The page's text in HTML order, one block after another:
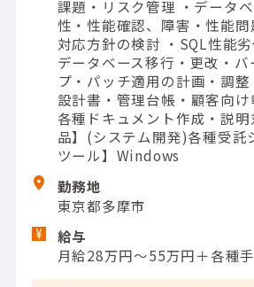
課題・リスク管理 ・データ
性・性能確認、障害・性能問
対応方針の検討 ・SQL性能劣
データベース移行・更改・バ
プ・パッチ適用の計画・調整
設計書・管理台帳・顧客向
各種ドキュメント作成・説
品】(システム開発)各種受託
ツール】Windows
勤務地
東京都多摩市
給与
月給28万円～55万円＋各種